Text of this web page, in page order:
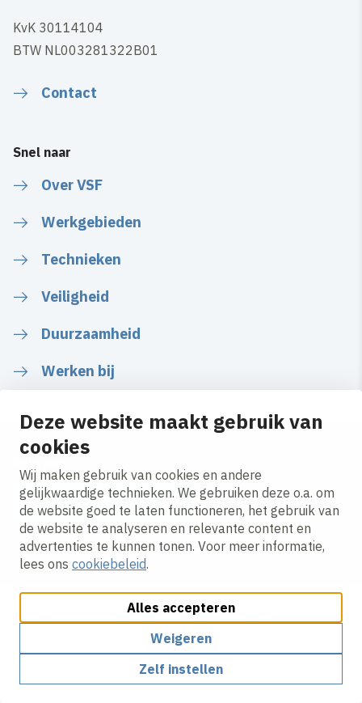
Deze website maakt gebruik van
cookies
Wij maken gebruik van cookies en andere
gelijkwaardige technieken. We gebruiken deze o.a. om
de website goed te laten functioneren, het gebruik van
de website te analyseren en relevante content en
advertenties te kunnen tonen. Voor meer informatie,
lees ons cookiebeleid.
Alles accepteren
Weigeren
Zelf instellen
KvK 30114104
BTW NL003281322B01
Contact
Snel naar
Over VSF
Werkgebieden
Technieken
Veiligheid
Duurzaamheid
Werken bij
LinkedInInstagramFacebookTwitterYouTube
Cookies aanpassenCookie beleidPrivacy policy